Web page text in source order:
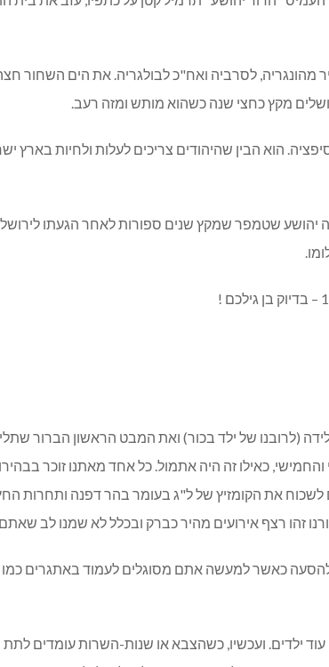
מהונגריה, לסרביה ואח"כ לבולגריה. את הים השחור
מקץ כחצי שנה כשהוא מותש ומזה רעב.
הוא הבין שהיהודים צריכים לעלות ולחיות בארץ
שטמפר שמקץ שנים ספורות לאחר הגעתו
(לרובנו של ילד בכור) ואת המבט הראשון הברור
והחמישי, כאילו זה היה אתמול. כל אחד מאתנו זוכר
את הקומזיץ של ל"ג בעומר בהר דפנה ותחרות
זהו רצף אירועים מהיר כברק ובכלל לא שמנו לב
כאשר למעשה אתם מסוגלים לעמוד באתגרים
ילדים. ועכשיו, כשהצבא או שנות-השרות עומדים לתת